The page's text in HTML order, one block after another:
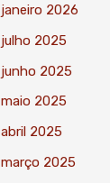
janeiro 2026
julho 2025
junho 2025
maio 2025
abril 2025
março 2025